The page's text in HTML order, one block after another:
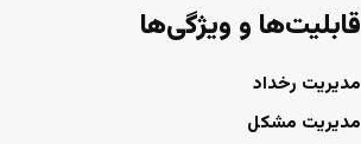
قابلیت‌ها و ویژگی‌ها
مدیریت رخداد
مدیریت مشکل